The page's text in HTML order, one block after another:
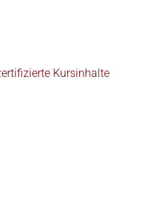
Kursinhalte